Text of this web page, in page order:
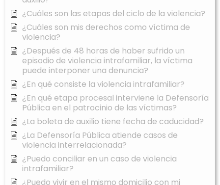
¿Cuáles son las etapas del ciclo de la violencia?
¿Cuáles son mis derechos como víctima de
violencia?
¿Después de 48 horas de haber sufrido un
episodio de violencia intrafamiliar, la víctima
puede interponer una denuncia?
¿En qué consiste la violencia intrafamiliar?
¿En qué etapa procesal interviene la Defensoría
Pública en el patrocinio de las víctimas?
¿La boleta de auxilio tiene fecha de caducidad?
¿La Defensoría Pública atiende casos de
violencia interrelacionada?
¿Puedo conciliar en un caso de violencia
intrafamiliar?
¿Puedo vivir en el mismo domicilio con mi